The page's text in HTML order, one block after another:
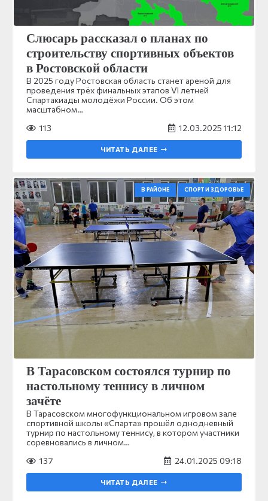
Слюсарь рассказал о планах по
строительству спортивных объектов
в Ростовской области
В 2025 году Ростовская область станет ареной для
проведения трёх финальных этапов VI летней
Спартакиады молодёжи России. Об этом
масштабном…
113
12.03.2025 11:12
ЧИТАТЬ ДАЛЕЕ
В РАЙОНЕ СПОРТ И ЗДОРОВЬЕ
В Тарасовском состоялся турнир по
настольному теннису в личном
зачёте
В Тарасовском многофункциональном игровом зале
спортивной школы «Спарта» прошёл однодневный
турнир по настольному теннису, в котором участники
соревновались в личном…
137
24.01.2025 09:18
ЧИТАТЬ ДАЛЕЕ